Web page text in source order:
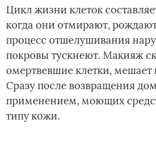
Цикл жизни клеток
когда они отмирают,
процесс отшелушивания
покровы тускнеют. Макияж
омертвевшие клетки,
Сразу после возвращения
применением, моющих
типу кожи.